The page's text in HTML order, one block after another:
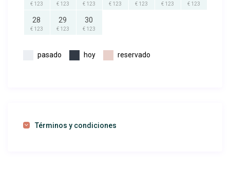
€ 123 € 123 € 123 € 123 € 123 € 123 € 123
28
€ 123
29
€ 123
30
€ 123
pasado hoy reservado
Términos y condiciones